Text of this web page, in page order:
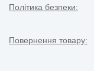
Політика безпеки:
Повернення товару: